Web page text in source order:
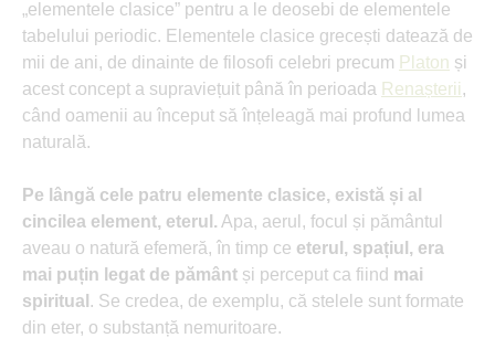
„elementele clasice” pentru a le deosebi de elementele
tabelului periodic. Elementele clasice grecești datează de
mii de ani, de dinainte de filosofi celebri precum Platon și
acest concept a supraviețuit până în perioada Renașterii,
când oamenii au început să înțeleagă mai profund lumea
naturală.
Pe lângă cele patru elemente clasice, există și al
cincilea element, eterul. Apa, aerul, focul și pământul
aveau o natură efemeră, în timp ce eterul, spațiul, era
mai puțin legat de pământ și perceput ca fiind mai
spiritual . Se credea, de exemplu, că stelele sunt formate
din eter, o substanță nemuritoare.